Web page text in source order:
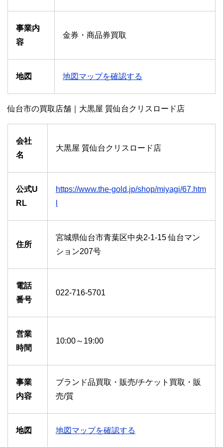
事業内
容
金券・商品券買取
地図 地図マップを確認する
仙台市の買取店舗｜大黒屋 質仙台クリスロード店
会社
名
大黒屋 質仙台クリスロード店
公式U
RL
https://www.the-gold.jp/shop/miyagi/67.htm
住所
宮城県仙台市青葉区中央2-1-15 仙台マン
ション207号
電話
番号
022-716-5701
営業
時間
10:00～19:00
事業
内容
ブランド品買取・販売/チケット買取・販
売/質
地図 地図マップを確認する